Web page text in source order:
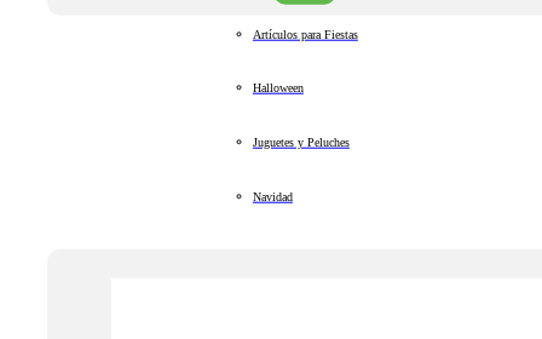
Artículos para Fiestas
Halloween
Juguetes y Peluches
Navidad